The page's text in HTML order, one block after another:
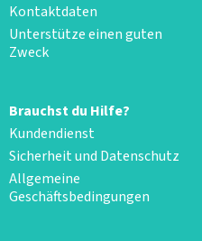
Kontaktdaten
Unterstütze einen guten
Zweck
Brauchst du Hilfe?
Kundendienst
Sicherheit und Datenschutz
Allgemeine
Geschäftsbedingungen